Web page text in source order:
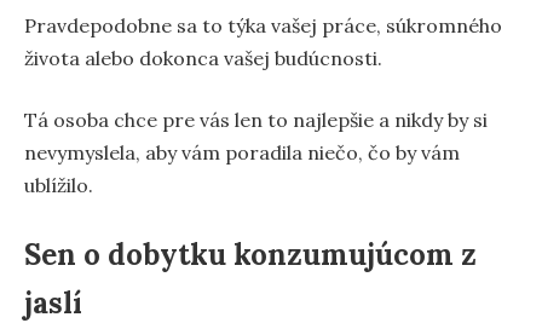
Pravdepodobne sa to týka vašej práce, súkromného
života alebo dokonca vašej budúcnosti.
Tá osoba chce pre vás len to najlepšie a nikdy by si
nevymyslela, aby vám poradila niečo, čo by vám
ublížilo.
Sen o dobytku konzumujúcom z
jaslí